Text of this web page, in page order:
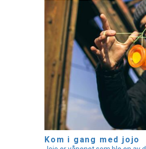
Kom i gang med jojo